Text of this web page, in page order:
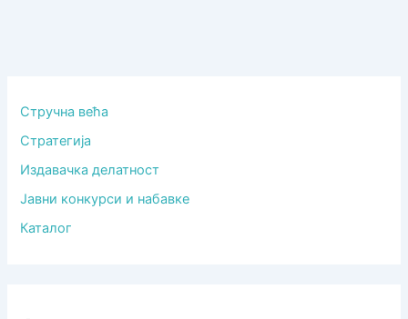
Стручна већа
Стратегија
Издавачка делатност
Јавни конкурси и набавке
Каталог